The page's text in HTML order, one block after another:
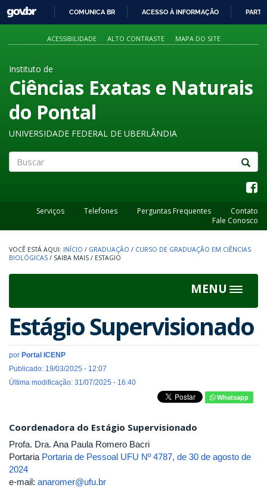
PARA
O
GOVBR
COMUNICA BR ACESSO À INFORMAÇÃO
ACESSIBILIDADE ALTO CONTRASTE MAPA DO SITE
Instituto de
Ciências Exatas e Naturais
do Pontal
UNIVERSIDADE FEDERAL DE UBERLÂNDIA
Serviços Telefones Perguntas Frequentes
Contato
Fale Conosco
INÍCIO / GRADUAÇÃO / CURSO DE GRADUAÇÃO EM CIÊNCIAS
BIOLÓGICAS / SAIBA MAIS / ESTAGIO
MENU
Toggle
Estágio Supervisionado
por Portal ICENP
Publicado: 19/03/2025 - 12:07
Última modificação: 31/07/2025 - 16:40
Whatsapp
Coordenadora do Estágio Supervisionado
Profa. Dra. Ana Paula Romero Bacri
Portaria Portaria de Pessoal UFU Nº 4787, de 30 de agosto de
2024
e-mail: anaromer@ufu.br